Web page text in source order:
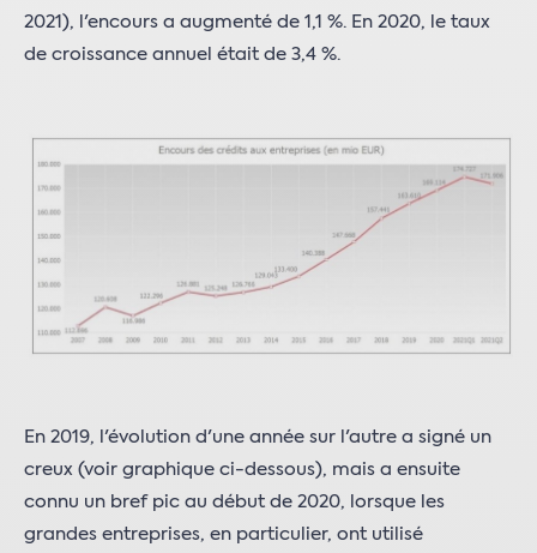
2021), l'encours a augmenté de 1,1 %. En 2020, le taux
de croissance annuel était de 3,4 %.
En 2019, l'évolution d'une année sur l'autre a signé un
creux (voir graphique ci-dessous), mais a ensuite
connu un bref pic au début de 2020, lorsque les
grandes entreprises, en particulier, ont utilisé